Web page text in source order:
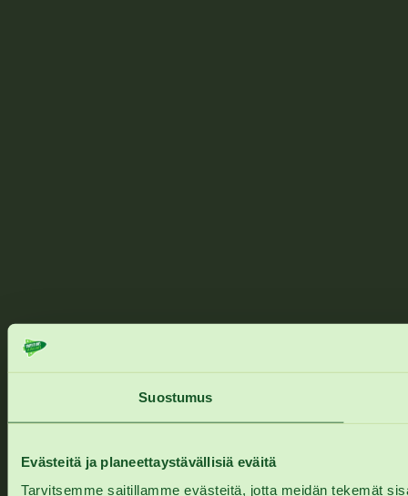
Suostumus
Evästeitä ja planeettaystävällisiä eväitä
Tarvitsemme saitillamme evästeitä, jotta meidän tekemät